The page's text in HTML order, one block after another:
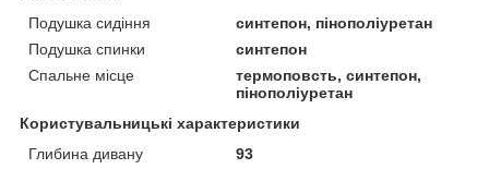
Подушка сидіння
синтепон, пінополіуретан
Подушка спинки
синтепон
Спальне місце
термоповсть, синтепон,
пінополіуретан
Користувальницькі характеристики
Глибина дивану
93